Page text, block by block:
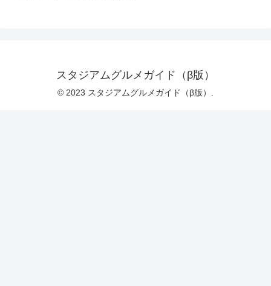
スタジアムグルメガイド（β版）
© 2023 スタジアムグルメガイド（β版）.